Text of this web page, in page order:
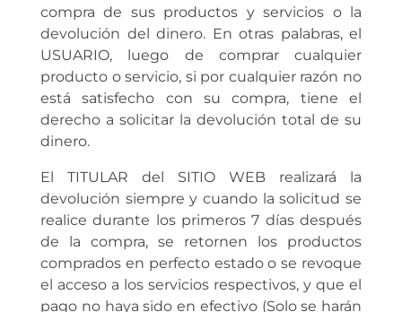
compra de sus productos y servicios o la
devolución del dinero. En otras palabras, el
USUARIO, luego de comprar cualquier
producto o servicio, si por cualquier razón no
está satisfecho con su compra, tiene el
derecho a solicitar la devolución total de su
dinero.
El TITULAR del SITIO WEB realizará la
devolución siempre y cuando la solicitud se
realice durante los primeros 7 días después
de la compra, se retornen los productos
comprados en perfecto estado o se revoque
el acceso a los servicios respectivos, y que el
pago no haya sido en efectivo (Solo se harán